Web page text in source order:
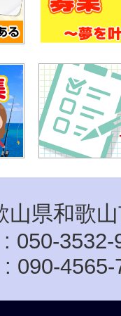
県和歌山
050-3532-
090-4565-